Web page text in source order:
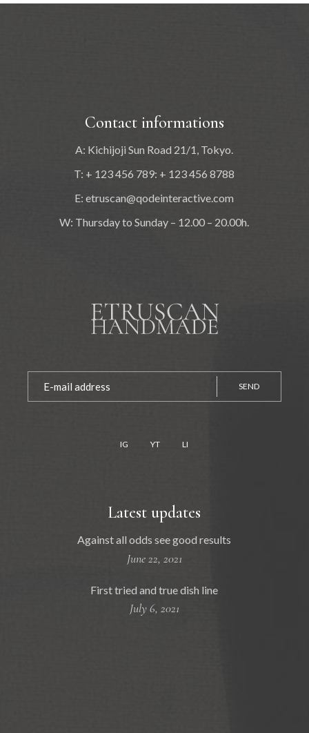
Contact informations
A: Kichijoji Sun Road 21/1, Tokyo.
T: + 123 456 789: + 123 456 8788
E:etruscan@qodeinteractive.com
W: Thursday to Sunday – 12.00 – 20.00h.
SEND
IG YT LI
Latest updates
Against all odds see good results
June 22, 2021
First tried and true dish line
July 6, 2021